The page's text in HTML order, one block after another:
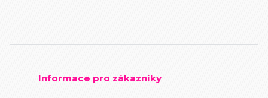
Informace pro zákazníky